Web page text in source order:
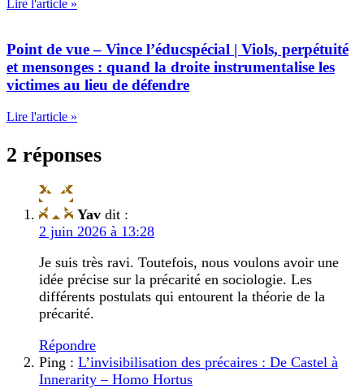
Lire l'article »
Point de vue – Vince l’éducspécial | Viols, perpétuité
et mensonges : quand la droite instrumentalise les
victimes au lieu de défendre
Lire l'article »
2 réponses
Yav dit :
2 juin 2026 à 13:28
Je suis très ravi. Toutefois, nous voulons avoir une
idée précise sur la précarité en sociologie. Les
différents postulats qui entourent la théorie de la
précarité.
Répondre
Ping : L’invisibilisation des précaires : De Castel à
Innerarity – Homo Hortus